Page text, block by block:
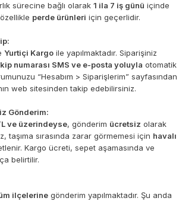
sürecine bağlı olarak 1 ila 7 iş günü içinde
perde ürünleri için geçerlidir.
Yurtiçi Kargo ile yapılmaktadır. Siparişiniz
numarası SMS ve e-posta yoluyla otomatik
“Hesabım > Siparişlerim” sayfasından
web sitesinden takip edebilirsiniz.
Gönderim:
ve üzerindeyse, gönderim ücretsiz olarak
taşıma sırasında zarar görmemesi için havalı
Kargo ücreti, sepet aşamasında ve
belirtilir.
ilçelerine gönderim yapılmaktadır. Şu anda